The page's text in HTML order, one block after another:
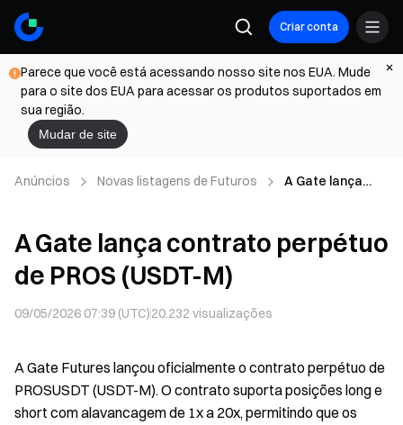
Criar conta
Parece que você está acessando nosso site nos EUA. Mude
para o site dos EUA para acessar os produtos suportados em
sua região.
Mudar de site
Anúncios Novas listagens de Futuros
A Gate lança
PROS (USDT-M)
A Gate lança contrato perpétuo
de PROS (USDT-M)
09/05/2026 07:39 (UTC)20.232 visualizações
A Gate Futures lançou oficialmente o contrato perpétuo de
PROSUSDT (USDT-M). O contrato suporta posições long e
short com alavancagem de 1x a 20x, permitindo que os